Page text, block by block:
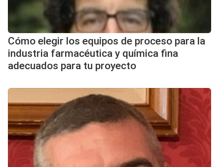
Cómo elegir los equipos de proceso para la
industria farmacéutica y química fina
adecuados para tu proyecto